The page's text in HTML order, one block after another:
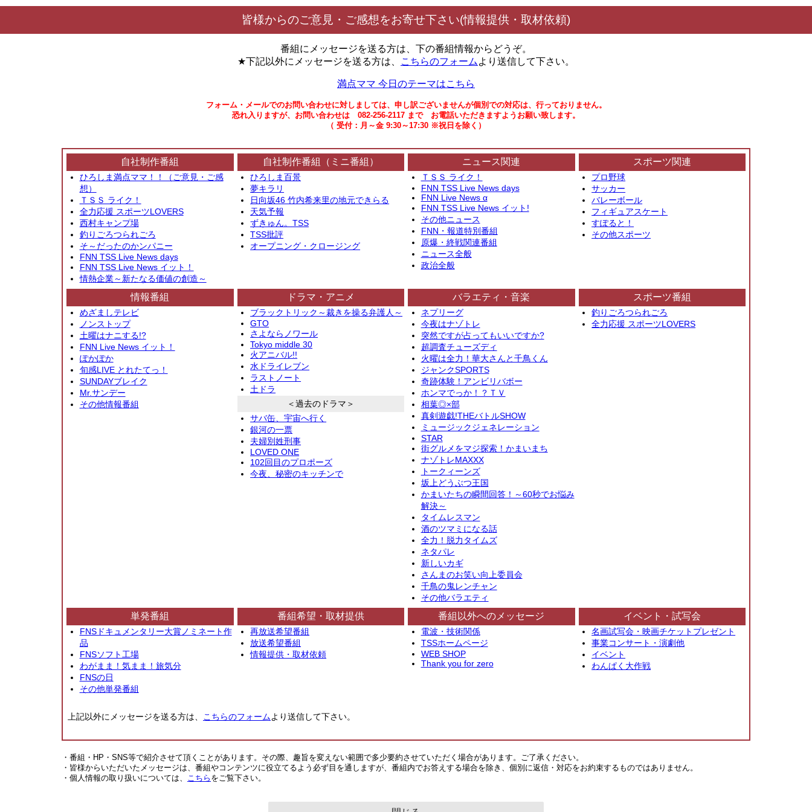
皆様からのご意見・ご感想をお寄せ下さい(情報提供・取材依頼)
番組にメッセージを送る方は、下の番組情報からどうぞ。
★下記以外にメッセージを送る方は、
こちらのフォーム より送信して下さい。
満点ママ 今日のテーマはこちら
フォーム・メールでのお問い合わせに対しましては、申し訳ございませんが個別での対応は、行っておりません。
恐れ入りますが、お問い合わせは 082-256-2117 まで お電話いただきますようお願い致します。
（ 受付：月～金 9:30～17:30 ※祝日を除く）
自社制作番組
ひろしま満点ママ！！（ご意見・ご感
想）
ＴＳＳ ライク！
全力応援 スポーツLOVERS
西村キャンプ場
釣りごろつられごろ
そ～だったのかンパニー
FNN TSS Live News days
FNN TSS Live News イット！
情熱企業～新たなる価値の創造～
自社制作番組（ミニ番組）
ひろしま百景
夢キラリ
日向坂46 竹内希来里の地元できらる
天気予報
ずきゅん。TSS
TSS批評
オープニング・クロージング
ニュース関連
ＴＳＳ ライク！
FNN TSS Live News days
FNN Live News α
FNN TSS Live News イット!
その他ニュース
FNN・報道特別番組
原爆・終戦関連番組
ニュース全般
政治全般
スポーツ関連
プロ野球
サッカー
バレーボール
フィギュアスケート
すぽると！
その他スポーツ
情報番組
めざましテレビ
ノンストップ
土曜はナニする!?
FNN Live News イット！
ぽかぽか
旬感LIVE とれたてっ！
SUNDAYブレイク
Mr.サンデー
その他情報番組
ドラマ・アニメ
ブラックトリック～裁きを操る弁護人～
GTO
さよならノワール
Tokyo middle 30
火アニバル!!
水ドライレブン
ラストノート
土ドラ
＜過去のドラマ＞
サバ缶、宇宙へ行く
銀河の一票
夫婦別姓刑事
LOVED ONE
102回目のプロポーズ
今夜、秘密のキッチンで
バラエティ・音楽
ネプリーグ
今夜はナゾトレ
突然ですが占ってもいいですか?
超調査チューズディ
火曜は全力！華大さんと千鳥くん
ジャンクSPORTS
奇跡体験！アンビリバボー
ホンマでっか！？ＴＶ
相葉◎×部
真剣遊戯!THEバトルSHOW
ミュージックジェネレーション
STAR
街グルメをマジ探索！かまいまち
ナゾトレMAXXX
トークィーンズ
坂上どうぶつ王国
かまいたちの瞬間回答！～60秒でお悩み
解決～
タイムレスマン
酒のツマミになる話
全力！脱力タイムズ
ネタパレ
新しいカギ
さんまのお笑い向上委員会
千鳥の鬼レンチャン
その他バラエティ
スポーツ番組
釣りごろつられごろ
全力応援 スポーツLOVERS
単発番組
FNSドキュメンタリー大賞ノミネート作
品
FNSソフト工場
わがまま！気まま！旅気分
FNSの日
その他単発番組
番組希望・取材提供
再放送希望番組
放送希望番組
情報提供・取材依頼
番組以外へのメッセージ
電波・技術関係
TSSホームページ
WEB SHOP
Thank you for zero
イベント・試写会
名画試写会・映画チケットプレゼント
事業コンサート・演劇他
イベント
わんぱく大作戦
上記以外にメッセージを送る方は、 こちらのフォームより送信して下さい。
・番組・HP・SNS等で紹介させて頂くことがあります。その際、趣旨を変えない範囲で多少要約させていただく場合があります。ご了承ください。
・皆様からいただいたメッセージは、番組やコンテンツに役立てるよう必ず目を通しますが、番組内でお答えする場合を除き、個別に返信・対応をお約束するものではありません。
・個人情報の取り扱いについては、
こちら をご覧下さい。